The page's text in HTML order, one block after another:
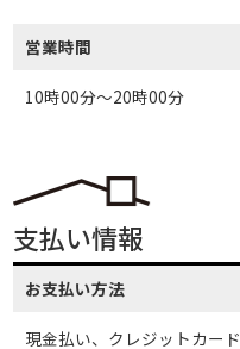
営業時間
10時00分～20時00分
支払い情報
お支払い方法
現金払い、クレジットカード